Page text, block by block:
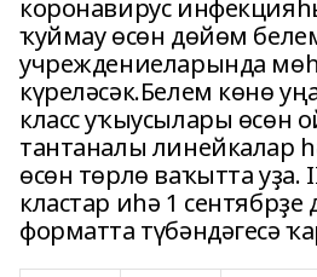
коронавирус
ҡуймау ѳсѳн дѳйѳм
учреждениеларында
күреләсәк.Белем кѳнѳ
класс уҡыусылары ѳсѳн
тантаналы линейкалар
ѳсѳн тѳрлѳ ваҡытта уҙа.
кластар иһә 1
форматта түбәндәгесә